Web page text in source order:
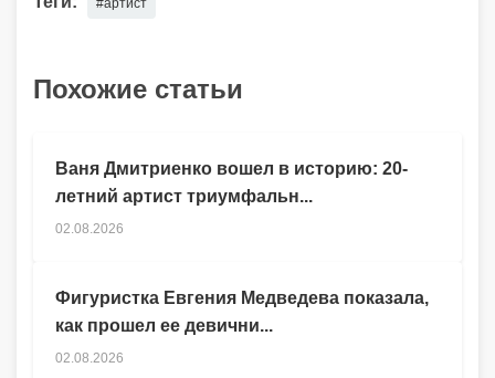
Похожие статьи
Ваня Дмитриенко вошел в историю: 20-
летний артист триумфальн...
02.08.2026
Фигуристка Евгения Медведева показала,
как прошел ее девични...
02.08.2026